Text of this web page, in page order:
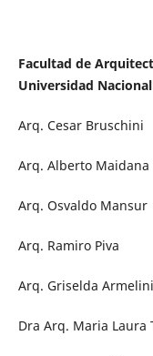
Facultad de
Universidad
Arq. Cesar Bruschini
Arq. Alberto Maidana
Arq. Osvaldo Mansur
Arq. Ramiro Piva
Arq. Griselda Armelini
Dra Arq. Maria Laura